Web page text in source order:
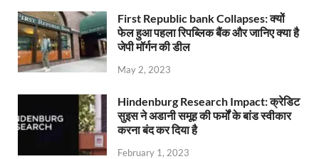
First Republic bank Collapses: क्यों
फेल हुआ पहला रिपब्लिक बैंक और जानिए क्या है
जेपी मॉर्गन की डील
May 2, 2023
Hindenburg Research Impact: क्रेडिट
सुइस ने अडानी समूह की फर्मों के बांड स्वीकार
करना बंद कर दिया है
February 1, 2023